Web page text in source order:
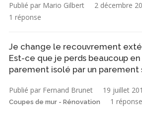
Publié par Mario Gilbert 2 décembre
1 réponse
Je change le recouvrement
Est-ce que je perds beaucoup
parement isolé par un parement
Publié par Fernand Brunet 19 juillet
Coupes de mur - Rénovation 1 réponse